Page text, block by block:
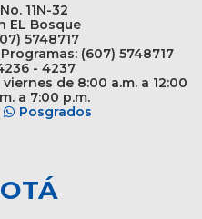
11N-32
EL Bosque
5748717
(607) 5748717
- 4237
de 8:00 a.m. a 12:00
a 7:00 p.m.
Posgrados